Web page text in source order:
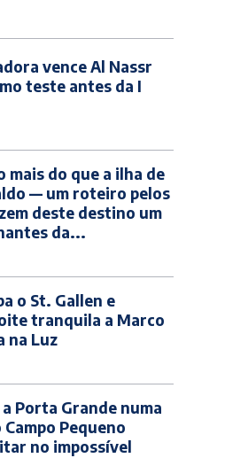
vence Al Nassr
teste antes da I
mais do que a ilha de
— um roteiro pelos
deste destino um
da...
o St. Gallen e
tranquila a Marco
na Luz
Porta Grande numa
Pequeno
no impossível